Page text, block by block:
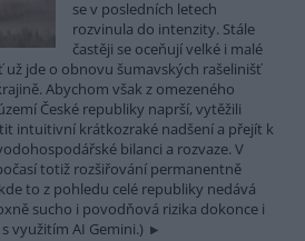
se v posledních letech
rozvinula do intenzity. Stále
častěji se oceňují velké i malé
jde o obnovu šumavských rašelinišť
Abychom však z omezeného
České republiky naprší, vytěžili
intuitivní krátkozraké nadšení a přejít k
bilanci a rozvaze. V
totiž rozšiřování permanentně
to z pohledu celé republiky nedává
sucho i povodňová rizika dokonce i
využitím AI Gemini.)